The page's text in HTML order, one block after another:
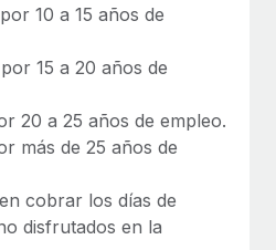
10 a 15 años de
15 a 20 años de
20 a 25 años de empleo.
más de 25 años de
cobrar los días de
disfrutados en la